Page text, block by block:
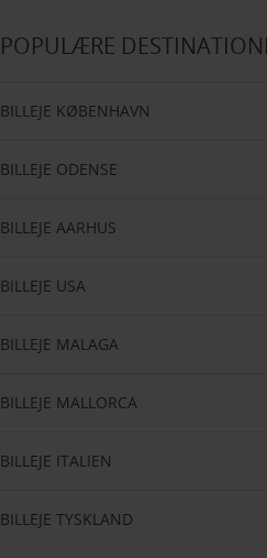
POPULÆRE
BILLEJE KØBENHAVN
BILLEJE ODENSE
BILLEJE AARHUS
BILLEJE USA
BILLEJE MALAGA
BILLEJE MALLORCA
BILLEJE ITALIEN
BILLEJE TYSKLAND